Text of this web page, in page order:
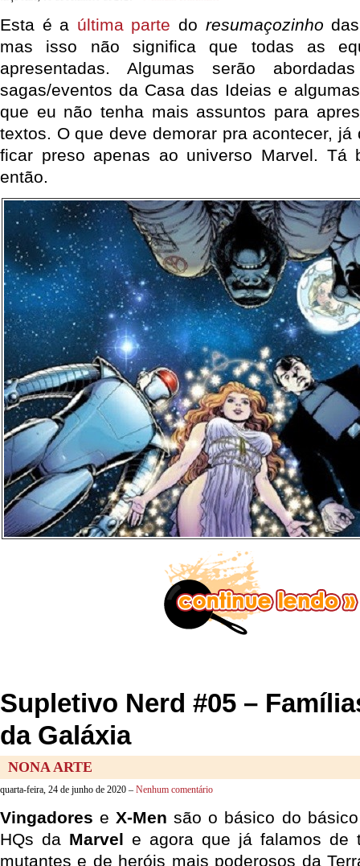
Esta é a última parte do resumaçozinho
mas isso não significa que todas as
apresentadas. Algumas serão
sagas/eventos da Casa das Ideias e
que eu não tenha mais assuntos para
textos. O que deve demorar pra acontecer,
ficar preso apenas ao universo Marvel. Tá
então.
Supletivo Nerd #05 –
da Galáxia
NONA ARTE
quarta-feira, 24 de junho de 2020 – Nenhum comentário
Vingadores eX-Men são o básico do
HQs da Marvel e agora que já falamos de
mutantes e de heróis mais poderosos da